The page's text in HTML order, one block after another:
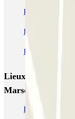
Provence
INDIGO Paradis
INDIGO Quai
Lieux et
Marseille Euromed
Parking pas cher